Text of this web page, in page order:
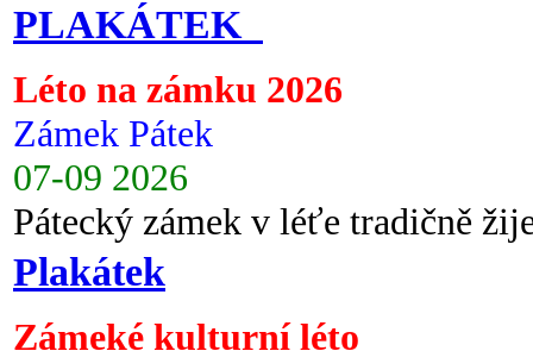
PLAKÁTEK
Léto na zámku 2026
Zámek Pátek
07-09 2026
Pátecký zámek v léťe tradičně
Plakátek
Zámeké kulturní léto